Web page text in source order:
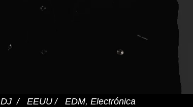
DJ / EEUU / EDM, Electrónica